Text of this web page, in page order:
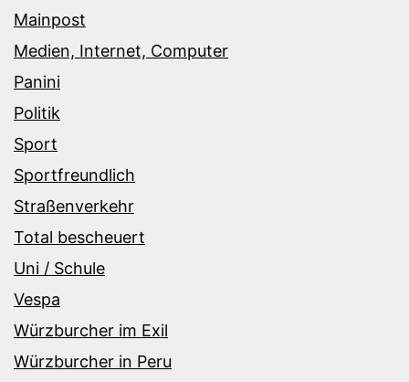
Mainpost
Medien, Internet, Computer
Panini
Politik
Sport
Sportfreundlich
Straßenverkehr
Total bescheuert
Uni / Schule
Vespa
Würzburcher im Exil
Würzburcher in Peru